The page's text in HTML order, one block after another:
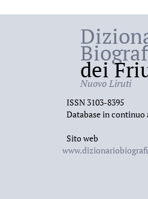
dei
Nuovo Liruti
ISSN 3103-8395
Database in continuo
Sito web